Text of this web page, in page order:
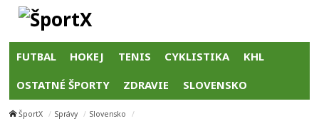
FUTBAL HOKEJ TENIS CYKLISTIKA KHL
OSTATNÉ ŠPORTY ZDRAVIE SLOVENSKO
ŠportX Správy Slovensko